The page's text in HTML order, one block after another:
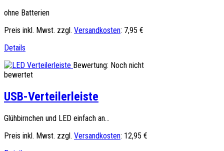
ohne Batterien
Preis inkl. Mwst. zzgl. Versandkosten: 7,95 €
Details
Bewertung: Noch nicht
bewertet
USB-Verteilerleiste
Glühbirnchen und LED einfach an...
Preis inkl. Mwst. zzgl. Versandkosten: 12,95 €